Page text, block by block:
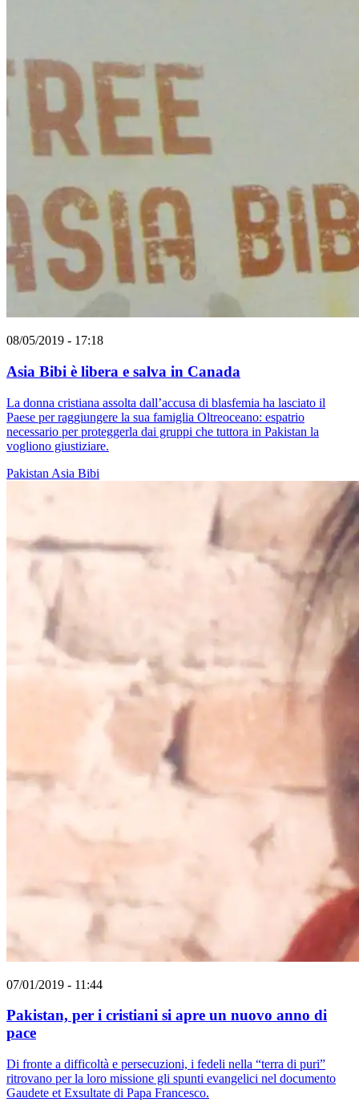
08/05/2019 - 17:18
Asia Bibi è libera e salva in Canada
La donna cristiana assolta dall’accusa di blasfemia ha lasciato il
Paese per raggiungere la sua famiglia Oltreoceano: espatrio
necessario per proteggerla dai gruppi che tuttora in Pakistan la
vogliono giustiziare.
Pakistan Asia Bibi
07/01/2019 - 11:44
Pakistan, per i cristiani si apre un nuovo anno di
pace
Di fronte a difficoltà e persecuzioni, i fedeli nella “terra di puri”
ritrovano per la loro missione gli spunti evangelici nel documento
Gaudete et Exsultate di Papa Francesco.